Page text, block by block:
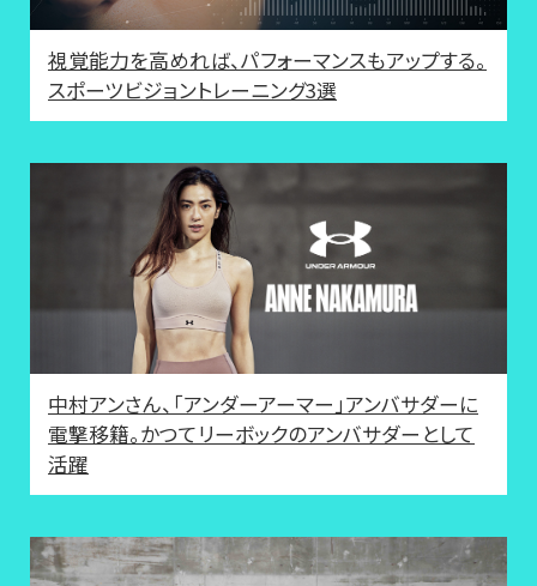
視覚能力を高めれば、パフォーマンスもアップする。
スポーツビジョントレーニング3選
中村アンさん、「アンダーアーマー」アンバサダーに
電撃移籍。かつてリーボックのアンバサダーとして
活躍